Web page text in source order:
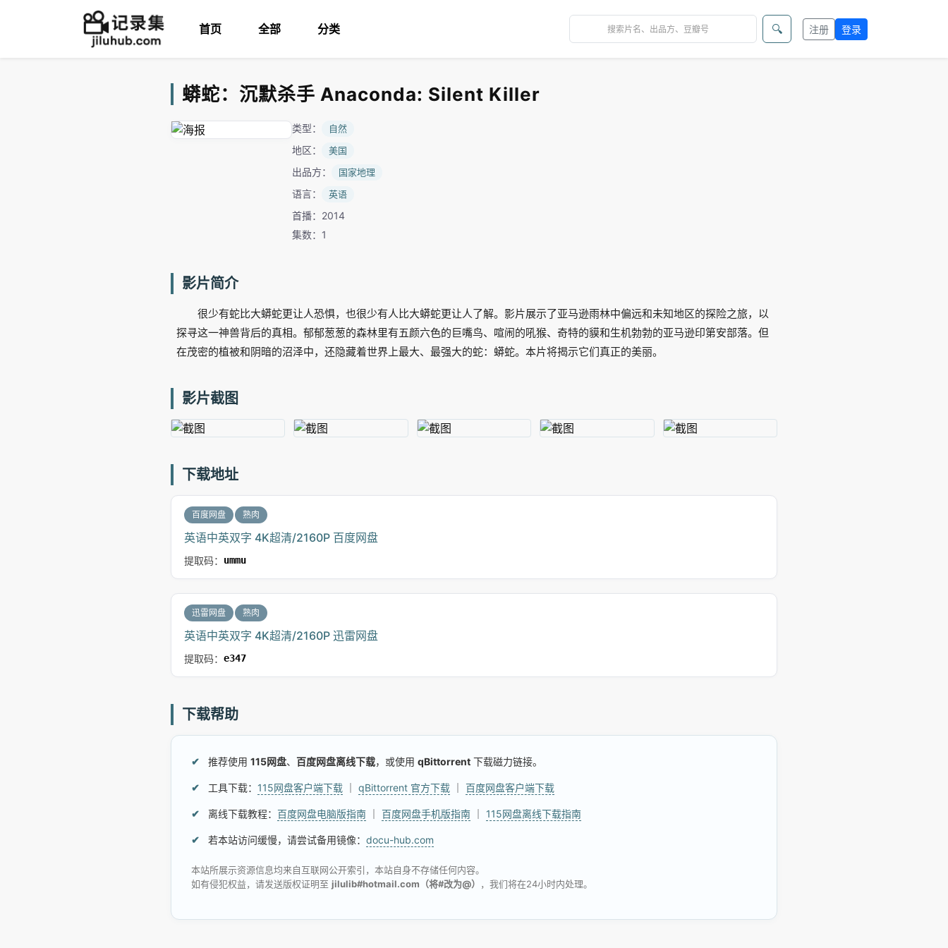
首页 全部 分类 🔍 注册 登录
蟒蛇：沉默杀手 Anaconda: Silent Killer
类型： 自然
地区： 美国
出品方： 国家地理
语言： 英语
首播：2014
集数：1
影片简介
很少有蛇比大蟒蛇更让人恐惧，也很少有人比大蟒蛇更让人了解。影片展示了亚马逊雨林中偏远和未知地区的探险之旅，以
探寻这一神兽背后的真相。郁郁葱葱的森林里有五颜六色的巨嘴鸟、喧闹的吼猴、奇特的貘和生机勃勃的亚马逊印第安部落。但
在茂密的植被和阴暗的沼泽中，还隐藏着世界上最大、最强大的蛇：蟒蛇。本片将揭示它们真正的美丽。
影片截图
下载地址
百度网盘 熟肉
英语中英双字 4K超清/2160P 百度网盘
提取码： ummu
迅雷网盘 熟肉
英语中英双字 4K超清/2160P 迅雷网盘
提取码： e347
下载帮助
推荐使用 115网盘、 百度网盘离线下载，或使用 qBittorrent 下载磁力链接。
工具下载： 115网盘客户端下载 qBittorrent 官方下载 百度网盘客户端下载
离线下载教程： 百度网盘电脑版指南 百度网盘手机版指南 115网盘离线下载指南
若本站访问缓慢，请尝试备用镜像： docu-hub.com
本站所展示资源信息均来自互联网公开索引，本站自身不存储任何内容。
如有侵犯权益，请发送版权证明至 jilulib#hotmail.com（将#改为@） ，我们将在24小时内处理。